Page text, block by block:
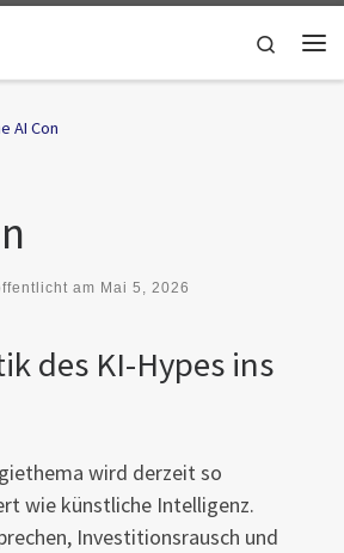
Search
AI Con
am Mai 5, 2026
des KI-Hypes ins
wird derzeit so
wie künstliche Intelligenz.
Investitionsrausch und